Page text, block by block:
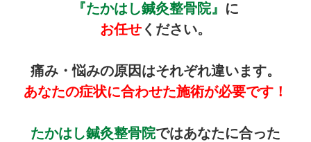
『たかはし鍼灸整骨院』 に
お任せ ください。
痛み・悩みの原因はそれぞれ違います。
あなたの症状に合わせた施術が必要です！
たかはし鍼灸整骨院ではあなたに合った